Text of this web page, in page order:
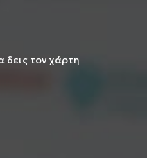
δεις τον χάρτη